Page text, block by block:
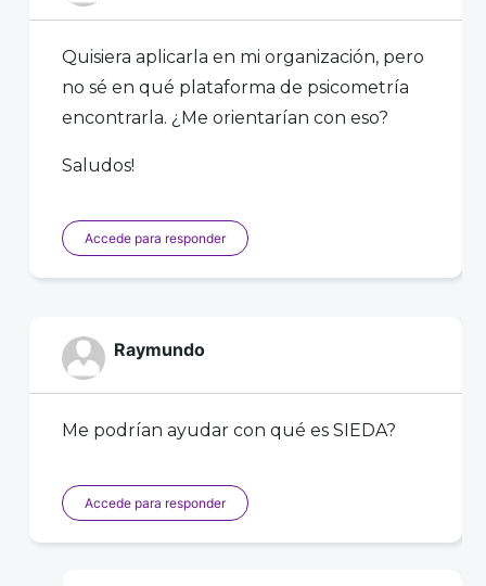
Quisiera aplicarla en mi organización, pero
no sé en qué plataforma de psicometría
encontrarla. ¿Me orientarían con eso?
Saludos!
Accede para responder
Raymundo
Me podrían ayudar con qué es SIEDA?
Accede para responder